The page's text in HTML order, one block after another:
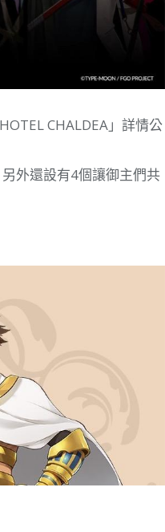
CHALDEA」詳情公
外還設有4個讓御主們共